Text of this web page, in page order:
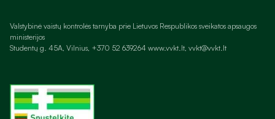
Valstybinė vaistų kontrolės tarnyba prie Lietuvos Respublikos sveikatos apsaugos
ministerijos
Studentų g. 45A, Vilnius, +370 52 639264 www.vvkt.lt, vvkt@vvkt.lt